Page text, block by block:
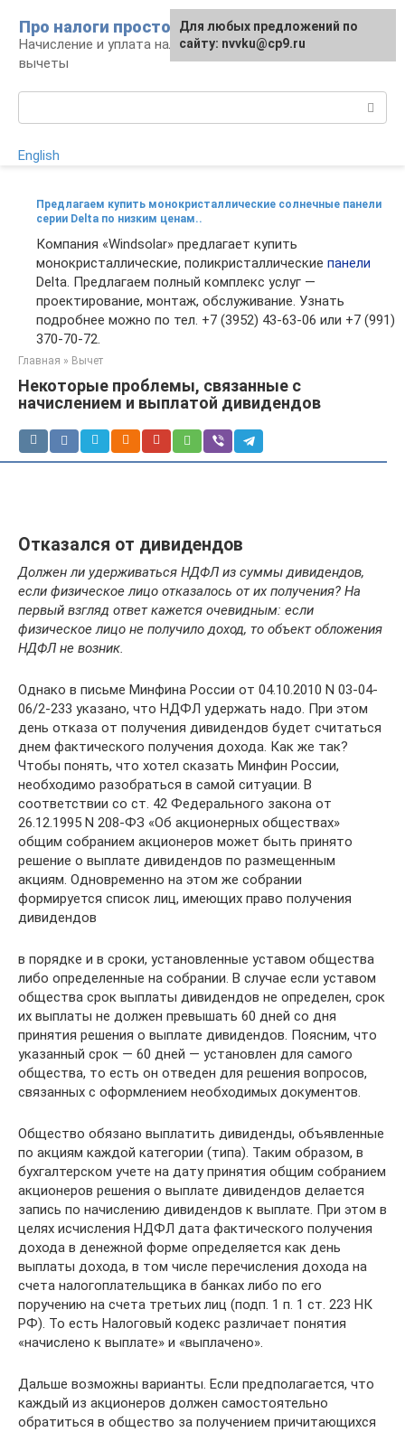
контенту
Про налоги просто
Начисление и уплата налогов, налоговые
вычеты
English
Предлагаем купить монокристаллические солнечные панели
серии Delta по низким ценам..
Компания «Windsolar» предлагает купить
монокристаллические, поликристаллические панели
Delta. Предлагаем полный комплекс услуг —
проектирование, монтаж, обслуживание. Узнать
подробнее можно по тел. +7 (3952) 43-63-06 или +7 (991)
370-70-72.
Главная » Вычет
Некоторые проблемы, связанные с
начислением и выплатой дивидендов
Отказался от дивидендов
Должен ли удерживаться НДФЛ из суммы дивидендов,
если физическое лицо отказалось от их получения? На
первый взгляд ответ кажется очевидным: если
физическое лицо не получило доход, то объект обложения
НДФЛ не возник.
Однако в письме Минфина России от 04.10.2010 N 03-04-
06/2-233 указано, что НДФЛ удержать надо. При этом
день отказа от получения дивидендов будет считаться
днем фактического получения дохода. Как же так?
Чтобы понять, что хотел сказать Минфин России,
необходимо разобраться в самой ситуации. В
соответствии со ст. 42 Федерального закона от
26.12.1995 N 208-ФЗ «Об акционерных обществах»
общим собранием акционеров может быть принято
решение о выплате дивидендов по размещенным
акциям. Одновременно на этом же собрании
формируется список лиц, имеющих право получения
дивидендов
в порядке и в сроки, установленные уставом общества
либо определенные на собрании. В случае если уставом
общества срок выплаты дивидендов не определен, срок
их выплаты не должен превышать 60 дней со дня
принятия решения о выплате дивидендов. Поясним, что
указанный срок — 60 дней — установлен для самого
общества, то есть он отведен для решения вопросов,
связанных с оформлением необходимых документов.
Общество обязано выплатить дивиденды, объявленные
по акциям каждой категории (типа). Таким образом, в
бухгалтерском учете на дату принятия общим собранием
акционеров решения о выплате дивидендов делается
запись по начислению дивидендов к выплате. При этом в
целях исчисления НДФЛ дата фактического получения
дохода в денежной форме определяется как день
выплаты дохода, в том числе перечисления дохода на
счета налогоплательщика в банках либо по его
поручению на счета третьих лиц (подп. 1 п. 1 ст. 223 НК
РФ). То есть Налоговый кодекс различает понятия
«начислено к выплате» и «выплачено».
Дальше возможны варианты. Если предполагается, что
каждый из акционеров должен самостоятельно
обратиться в общество за получением причитающихся
Для любых предложений по
сайту: nvvku@cp9.ru